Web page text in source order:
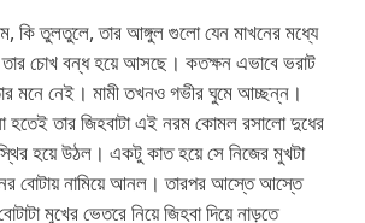
কি তুলতুলে, তার আঙ্গুল গুলো যেন মাখনের মধ্যে
তার চোখ বন্ধ হয়ে আসছে। কতক্ষন এভাবে ভরাট
মনে নেই। মামী তখনও গভীর ঘুমে আচ্ছন্ন।
হতেই তার জিহবাটা এই নরম কোমল রসালো দুধের
হয়ে উঠল। একটু কাত হয়ে সে নিজের মুখটা
বোটায় নামিয়ে আনল। তারপর আস্তে আস্তে
মুখের ভেতরে নিয়ে জিহবা দিয়ে নাড়তে